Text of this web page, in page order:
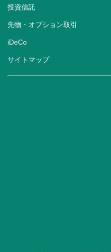
投資信託
先物・オプション取引
iDeCo
サイトマップ